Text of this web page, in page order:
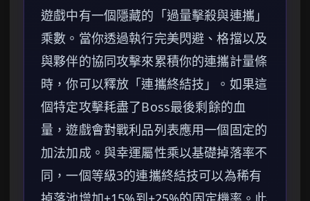
遊戲中有一個隱藏的「過量擊殺與連攜」
乘數。當你透過執行完美閃避、格擋以及
與夥伴的協同攻擊來累積你的連攜計量條
時，你可以釋放「連攜終結技」。如果這
個特定攻擊耗盡了Boss最後剩餘的血
量，遊戲會對戰利品列表應用一個固定的
加法加成。與幸運屬性乘以基礎掉落率不
同，一個等級3的連攜終結技可以為稀有